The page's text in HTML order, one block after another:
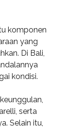
komponen
yang
Di Bali,
kondisi.
serta
Selain itu,